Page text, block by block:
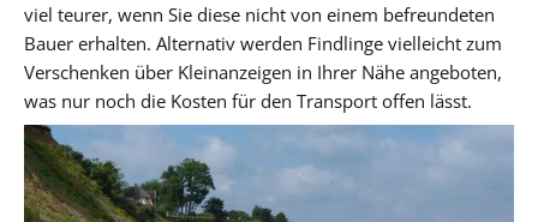
viel teurer, wenn Sie diese nicht von einem befreundeten
Bauer erhalten. Alternativ werden Findlinge vielleicht zum
Verschenken über Kleinanzeigen in Ihrer Nähe angeboten,
was nur noch die Kosten für den Transport offen lässt.